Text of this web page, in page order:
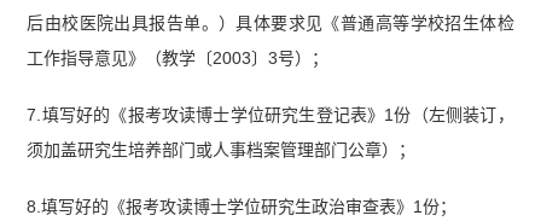
后由校医院出具报告单。）具体要求见《普通高等学校招生体检
工作指导意见》（教学〔2003〕3号）；
7.填写好的《报考攻读博士学位研究生登记表》1份（左侧装订，
须加盖研究生培养部门或人事档案管理部门公章）；
8.填写好的《报考攻读博士学位研究生政治审查表》1份；